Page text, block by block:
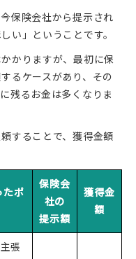
保険会社から提示され
い」ということです。
かりますが、最初に保
るケースがあり、その
残るお金は多くなりま
することで、獲得金額
たポ
保険会
社の
提示額
獲得金
額
張